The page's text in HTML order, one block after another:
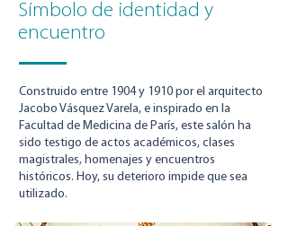
Símbolo de identidad y
encuentro
Construido entre 1904 y 1910 por el arquitecto
Jacobo Vásquez Varela, e inspirado en la
Facultad de Medicina de París, este salón ha
sido testigo de actos académicos, clases
magistrales, homenajes y encuentros
históricos. Hoy, su deterioro impide que sea
utilizado.